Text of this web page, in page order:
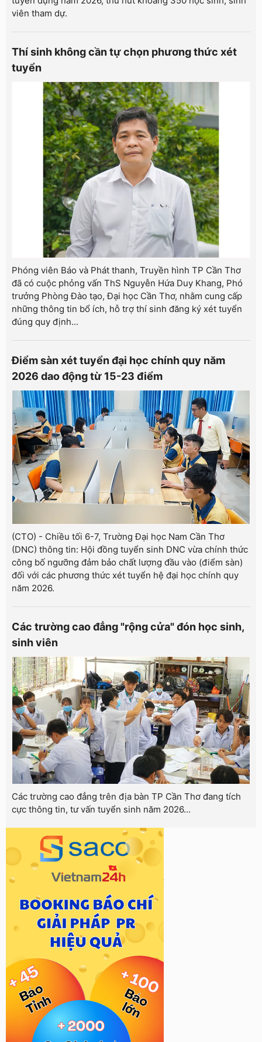
viên tham dự.
Thí sinh không cần tự chọn phương thức xét
tuyển
Phóng viên Báo và Phát thanh, Truyền hình TP Cần Thơ
đã có cuộc phỏng vấn ThS Nguyễn Hứa Duy Khang, Phó
trưởng Phòng Đào tạo, Đại học Cần Thơ, nhằm cung cấp
những thông tin bổ ích, hỗ trợ thí sinh đăng ký xét tuyển
đúng quy định...
Điểm sàn xét tuyển đại học chính quy năm
2026 dao động từ 15-23 điểm
(CTO) - Chiều tối 6-7, Trường Đại học Nam Cần Thơ
(DNC) thông tin: Hội đồng tuyển sinh DNC vừa chính thức
công bố ngưỡng đảm bảo chất lượng đầu vào (điểm sàn)
đối với các phương thức xét tuyển hệ đại học chính quy
năm 2026.
Các trường cao đẳng "rộng cửa" đón học sinh,
sinh viên
Các trường cao đẳng trên địa bàn TP Cần Thơ đang tích
cực thông tin, tư vấn tuyển sinh năm 2026...